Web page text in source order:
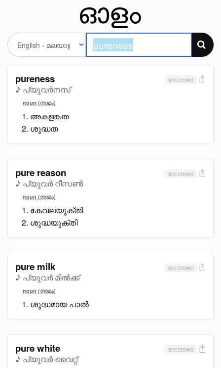
pureness
♪ പ്യുവർനസ്
src:crowd
noun (നാമം)
അകളങ്കത
ശുദ്ധത
pure reason
♪ പ്യുവർ റീസൺ
src:crowd
noun (നാമം)
കേവലയുക്തി
ശുദ്ധയുക്തി
pure milk
♪ പ്യുവർ മിൽക്ക്
src:crowd
noun (നാമം)
ശുദ്ധമായ പാൽ
pure white
♪ പ്യുവർ വൈറ്റ്
src:crowd